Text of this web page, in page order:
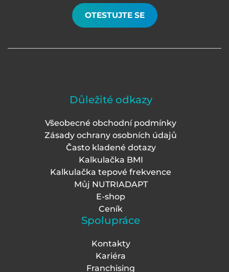
OTESTUJTE SE
Důležité odkazy
Všeobecné obchodní podmínky
Zásady ochrany osobních údajů
Často kladené dotazy
Kalkulačka BMI
Kalkulačka tepové frekvence
Můj NUTRIADAPT
E-shop
Ceník
Spolupráce
Kontakty
Kariéra
Franchising